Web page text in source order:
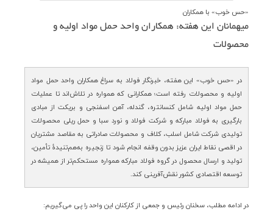
«حس خوب» با همکاران
میهمانان این هفته: همكاران واحد حمل مواد اولیه و
محصولات
در «حس خوب» این هفته، خبرنگار فولاد به سراغ همکاران واحد حمل مواد
اولیه و محصولات رفته است؛ همکارانی که همواره در تلاش‌اند تا عملیات
حمل مواد اولیه شامل کنسانتره، گندله، آهن اسفنجی و بریکت از مبادی
بارگیری به فولاد مبارکه و شرکت فولاد و نورد سبا و حمل ریلی محصولات
تولیدی شرکت شامل اسلب، کلاف و محصولات صادراتی به مقاصد مشتریان
در اقصی نقاط ایران عزیز بدون وقفه انجام شود تا زنجیره به‌هم‌تنیدۀ تأمین،
تولید و ارسال محصول در گروه فولاد مبارکه همواره مستحکم‌تر از همیشه در
توسعه اقتصادی کشور نقش‌آفرینی کند.
در ادامه مطلب، سخنان رئیس و جمعی از کارکنان این واحد را پی می‌گیریم: